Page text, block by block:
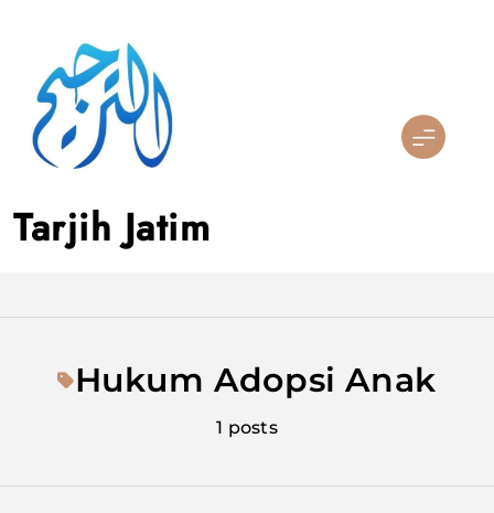
content
Tarjih Jatim
Hukum Adopsi Anak
1 posts